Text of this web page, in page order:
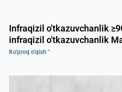
Infraqizil o'tkazuvchanlik
infraqizil o'tkazuvchanlik
Ko'proq o'qish "